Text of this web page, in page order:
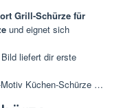
Grill-Schürze für
und eignet sich
liefert dir erste
Küchen-Schürze …